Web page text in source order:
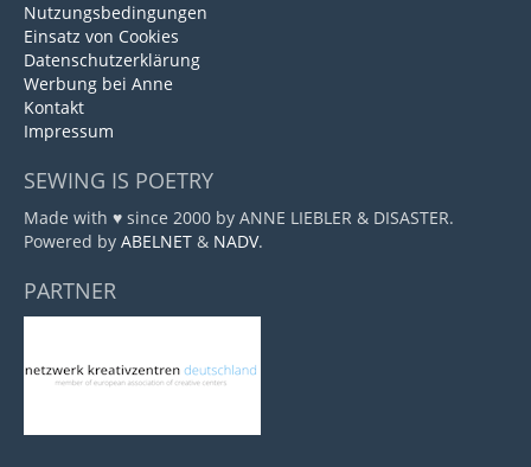
Nutzungsbedingungen
Einsatz von Cookies
Datenschutzerklärung
Werbung bei Anne
Kontakt
Impressum
SEWING IS POETRY
Made with ♥ since 2000 by ANNE LIEBLER & DISASTER.
Powered by ABELNET & NADV.
PARTNER